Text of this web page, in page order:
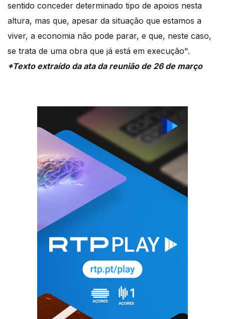
sentido conceder determinado tipo de apoios nesta
altura, mas que, apesar da situação que estamos a
viver, a economia não pode parar, e que, neste caso,
se trata de uma obra que já está em execução".
*Texto extraído da ata da reunião de 26 de março